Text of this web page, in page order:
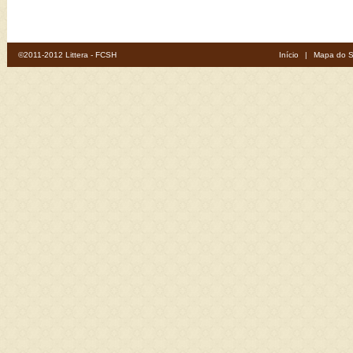
©2011-2012 Littera - FCSH Início | Mapa do